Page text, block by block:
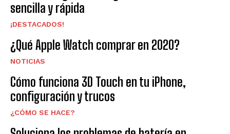
sencilla y rápida
¡DESTACADOS!
¿Qué Apple Watch comprar en 2020?
NOTICIAS
Cómo funciona 3D Touch en tu iPhone,
configuración y trucos
¿CÓMO SE HACE?